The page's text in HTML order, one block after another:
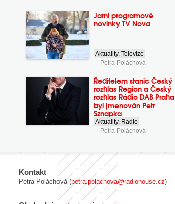
Jarní programové
novinky TV Nova
Aktuality,Televize
Petra Poláchová
Ředitelem stanic Český
rozhlas Region a Český
rozhlas Rádio DAB Praha
byl jmenován Petr
Sznapka
Aktuality, Radio
Petra Poláchová
Kontakt
Petra Poláchová (petra.polachova@radiohouse.cz)